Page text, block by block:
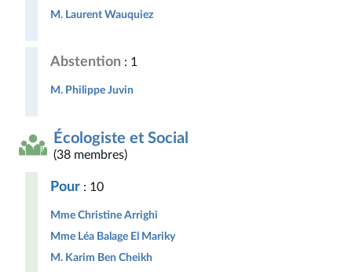
M. Laurent Wauquiez
Abstention : 1
M. Philippe Juvin
Écologiste et Social
(38 membres)
Pour : 10
Mme Christine Arrighi
Mme Léa Balage El Mariky
M. Karim Ben Cheikh